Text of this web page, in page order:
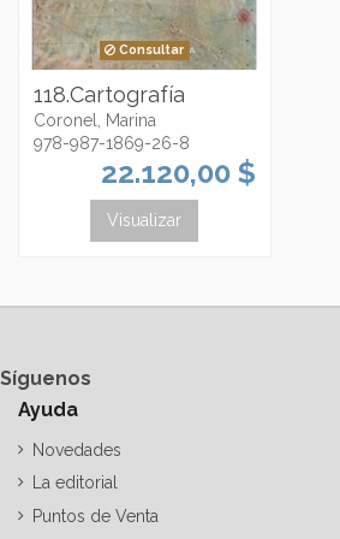
Consultar
118.Cartografía
Coronel, Marina
978-987-1869-26-8
22.120,00 $
Visualizar
Síguenos
Ayuda
Novedades
La editorial
Puntos de Venta